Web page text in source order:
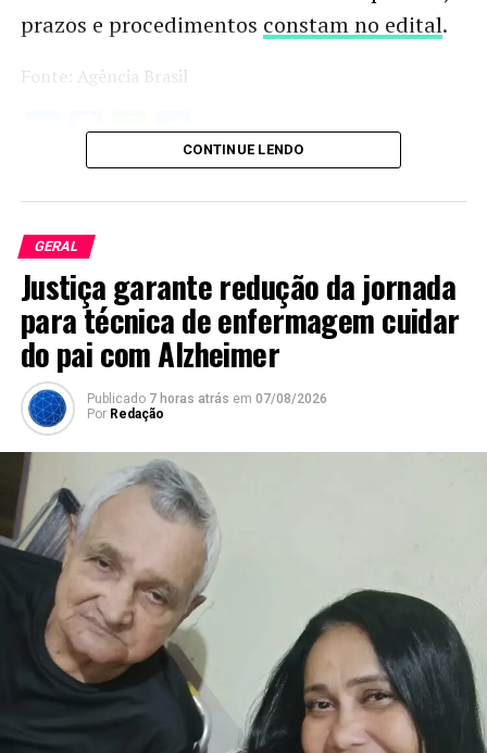
prazos e procedimentos constam no edital.
Fonte: Agência Brasil
Twitter
Facebook
WhatsApp
Share
CONTINUE LENDO
GERAL
Justiça garante redução da jornada
para técnica de enfermagem cuidar
do pai com Alzheimer
Publicado 7 horas atrás em 07/08/2026
Por Redação